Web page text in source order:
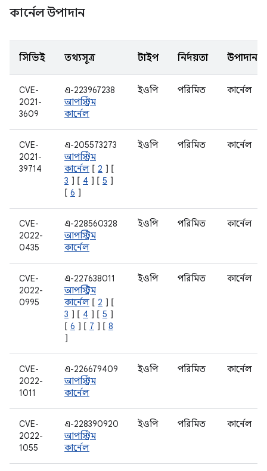
কার্নেল উপাদান
সিভিই তথ্যসূত্র টাইপ নির্দয়তা উপাদান
CVE-
2021-
3609
এ-223967238
আপস্ট্রিম
কার্নেল
ইওপি পরিমিত কার্নেল
CVE-
2021-
39714
এ-205573273
আপস্ট্রিম
কার্নেল [ 2 ] [
3 ] [ 4 ] [ 5 ]
[ 6 ]
ইওপি পরিমিত কার্নেল
CVE-
2022-
0435
এ-228560328
আপস্ট্রিম
কার্নেল
ইওপি পরিমিত কার্নেল
CVE-
2022-
0995
এ-227638011
আপস্ট্রিম
কার্নেল [ 2 ] [
3 ] [ 4 ] [ 5 ]
[ 6 ] [ 7 ] [ 8
]
ইওপি পরিমিত কার্নেল
CVE-
2022-
1011
এ-226679409
আপস্ট্রিম
কার্নেল
ইওপি পরিমিত কার্নেল
CVE-
2022-
1055
এ-228390920
আপস্ট্রিম
কার্নেল
ইওপি পরিমিত কার্নেল